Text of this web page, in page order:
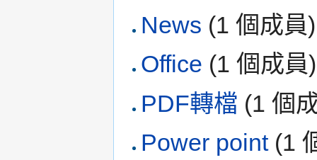
News ‏‎ (1 個成員)
Office ‏‎ (1 個成員)
PDF轉檔 (1 個
Power point (1